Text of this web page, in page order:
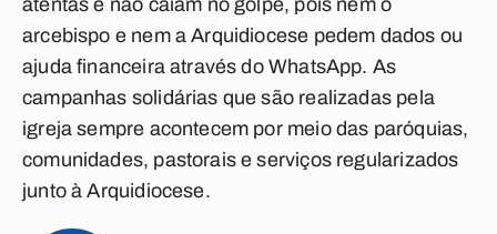
atentas e não caiam no golpe, pois nem o
arcebispo e nem a Arquidiocese pedem dados ou
ajuda financeira através do WhatsApp. As
campanhas solidárias que são realizadas pela
igreja sempre acontecem por meio das paróquias,
comunidades, pastorais e serviços regularizados
junto à Arquidiocese.